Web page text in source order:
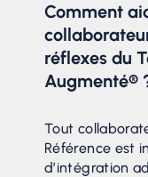
Comment
réflexes du
Augmenté®
Tout
Référence est
d’intégration